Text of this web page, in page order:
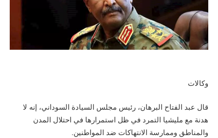
وكالات
قال عبد الفتاح البرهان، رئيس مجلس السيادة السوداني، إنه لا
هدنة مع مليشيا التمرد في ظل استمرارها في احتلال المدن
والمناطق وممارسة الانتهاكات ضد المواطنين.